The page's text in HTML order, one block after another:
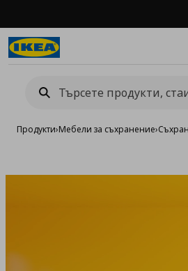
Продукти›Мебели за съхранение›